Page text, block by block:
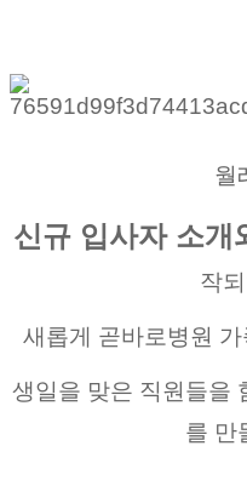
월
신규 입사자 소개
작
새롭게 곧바로병원
생일을 맞은 직원들을
를 만